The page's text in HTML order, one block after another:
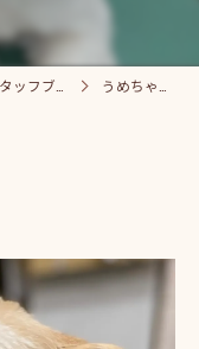
ッフブログ うめちゃん🐶.